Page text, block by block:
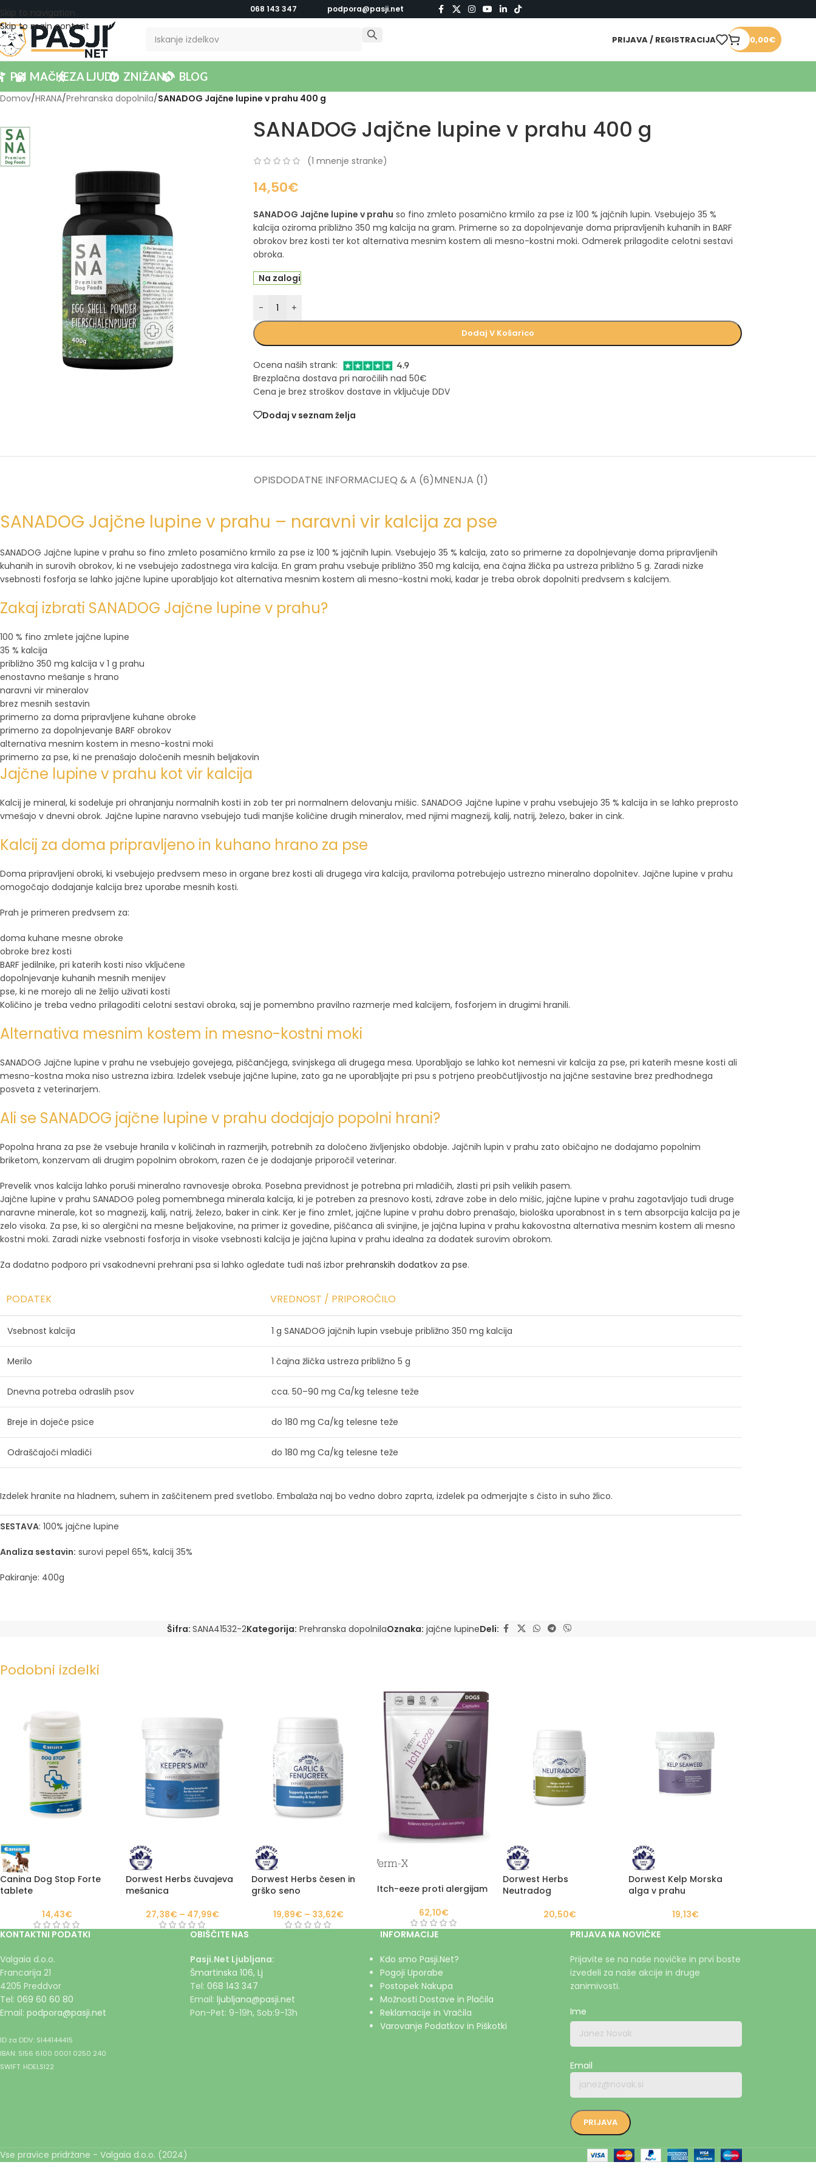
Skip to navigation
Skip to main content
068 143 347 podpora@pasji.net
PRIJAVA / REGISTRACIJA 0,00€
PSI MAČKEZA LJUDI ZNIŽANO BLOG
Domov/HRANA/Prehranska dopolnila/SANADOG Jajčne lupine v prahu 400 g
SANADOG Jajčne lupine v prahu 400 g
(1 mnenje stranke)
14,50€
SANADOG Jajčne lupine v prahu so fino zmleto posamično krmilo za pse iz 100 % jajčnih lupin. Vsebujejo 35 %
kalcija oziroma približno 350 mg kalcija na gram. Primerne so za dopolnjevanje doma pripravljenih kuhanih in BARF
obrokov brez kosti ter kot alternativa mesnim kostem ali mesno-kostni moki. Odmerek prilagodite celotni sestavi
obroka.
Na zalogi
- +
Dodaj V Košarico
Ocena naših strank:
Brezplačna dostava pri naročilih nad 50€
Cena je brez stroškov dostave in vključuje DDV
Dodaj v seznam želja
OPISDODATNE INFORMACIJEQ & A (6)MNENJA (1)
SANADOG Jajčne lupine v prahu – naravni vir kalcija za pse
SANADOG Jajčne lupine v prahu so fino zmleto posamično krmilo za pse iz 100 % jajčnih lupin. Vsebujejo 35 % kalcija, zato so primerne za dopolnjevanje doma pripravljenih
kuhanih in surovih obrokov, ki ne vsebujejo zadostnega vira kalcija. En gram prahu vsebuje približno 350 mg kalcija, ena čajna žlička pa ustreza približno 5 g. Zaradi nizke
vsebnosti fosforja se lahko jajčne lupine uporabljajo kot alternativa mesnim kostem ali mesno-kostni moki, kadar je treba obrok dopolniti predvsem s kalcijem.
Zakaj izbrati SANADOG Jajčne lupine v prahu?
100 % fino zmlete jajčne lupine
35 % kalcija
približno 350 mg kalcija v 1 g prahu
enostavno mešanje s hrano
naravni vir mineralov
brez mesnih sestavin
primerno za doma pripravljene kuhane obroke
primerno za dopolnjevanje BARF obrokov
alternativa mesnim kostem in mesno-kostni moki
primerno za pse, ki ne prenašajo določenih mesnih beljakovin
Jajčne lupine v prahu kot vir kalcija
Kalcij je mineral, ki sodeluje pri ohranjanju normalnih kosti in zob ter pri normalnem delovanju mišic. SANADOG Jajčne lupine v prahu vsebujejo 35 % kalcija in se lahko preprosto
vmešajo v dnevni obrok. Jajčne lupine naravno vsebujejo tudi manjše količine drugih mineralov, med njimi magnezij, kalij, natrij, železo, baker in cink.
Kalcij za doma pripravljeno in kuhano hrano za pse
Doma pripravljeni obroki, ki vsebujejo predvsem meso in organe brez kosti ali drugega vira kalcija, praviloma potrebujejo ustrezno mineralno dopolnitev. Jajčne lupine v prahu
omogočajo dodajanje kalcija brez uporabe mesnih kosti.
Prah je primeren predvsem za:
doma kuhane mesne obroke
obroke brez kosti
BARF jedilnike, pri katerih kosti niso vključene
dopolnjevanje kuhanih mesnih menijev
pse, ki ne morejo ali ne želijo uživati kosti
Količino je treba vedno prilagoditi celotni sestavi obroka, saj je pomembno pravilno razmerje med kalcijem, fosforjem in drugimi hranili.
Alternativa mesnim kostem in mesno-kostni moki
SANADOG Jajčne lupine v prahu ne vsebujejo govejega, piščančjega, svinjskega ali drugega mesa. Uporabljajo se lahko kot nemesni vir kalcija za pse, pri katerih mesne kosti ali
mesno-kostna moka niso ustrezna izbira. Izdelek vsebuje jajčne lupine, zato ga ne uporabljajte pri psu s potrjeno preobčutljivostjo na jajčne sestavine brez predhodnega
posveta z veterinarjem.
Ali se SANADOG jajčne lupine v prahu dodajajo popolni hrani?
Popolna hrana za pse že vsebuje hranila v količinah in razmerjih, potrebnih za določeno življenjsko obdobje. Jajčnih lupin v prahu zato običajno ne dodajamo popolnim
briketom, konzervam ali drugim popolnim obrokom, razen če je dodajanje priporočil veterinar.
Prevelik vnos kalcija lahko poruši mineralno ravnovesje obroka. Posebna previdnost je potrebna pri mladičih, zlasti pri psih velikih pasem.
Jajčne lupine v prahu SANADOG poleg pomembnega minerala kalcija, ki je potreben za presnovo kosti, zdrave zobe in delo mišic, jajčne lupine v prahu zagotavljajo tudi druge
naravne minerale, kot so magnezij, kalij, natrij, železo, baker in cink. Ker je fino zmlet, jajčne lupine v prahu dobro prenašajo, biološka uporabnost in s tem absorpcija kalcija pa je
zelo visoka. Za pse, ki so alergični na mesne beljakovine, na primer iz govedine, piščanca ali svinjine, je jajčna lupina v prahu kakovostna alternativa mesnim kostem ali mesno
kostni moki. Zaradi nizke vsebnosti fosforja in visoke vsebnosti kalcija je jajčna lupina v prahu idealna za dodatek surovim obrokom.
Za dodatno podporo pri vsakodnevni prehrani psa si lahko ogledate tudi naš izbor prehranskih dodatkov za pse.
PODATEK VREDNOST / PRIPOROČILO
Vsebnost kalcija 1 g SANADOG jajčnih lupin vsebuje približno 350 mg kalcija
Merilo 1 čajna žlička ustreza približno 5 g
Dnevna potreba odraslih psov cca. 50–90 mg Ca/kg telesne teže
Breje in doječe psice do 180 mg Ca/kg telesne teže
Odraščajoči mladiči do 180 mg Ca/kg telesne teže
Izdelek hranite na hladnem, suhem in zaščitenem pred svetlobo. Embalaža naj bo vedno dobro zaprta, izdelek pa odmerjajte s čisto in suho žlico.
SESTAVA: 100% jajčne lupine
Analiza sestavin: surovi pepel 65%, kalcij 35%
Pakiranje: 400g
Šifra: SANA41532-2Kategorija: Prehranska dopolnilaOznaka: jajčne lupineDeli:
Podobni izdelki
Canina Dog Stop Forte
tablete
14,43€
Dorwest Herbs čuvajeva
mešanica
27,38€ – 47,99€
Dorwest Herbs česen in
grško seno
19,89€ – 33,62€
Itch-eeze proti alergijam
62,10€
Dorwest Herbs
Neutradog
20,50€
Dorwest Kelp Morska
alga v prahu
19,13€
KONTAKTNI PODATKI
Valgaia d.o.o.
Francarija 21
4205 Preddvor
Tel: 069 60 60 80
Email: podpora@pasji.net
ID za DDV: SI44144415
IBAN: SI56 6100 0001 0250 240
SWIFT: HDELSI22
OBIŠČITE NAS
Pasji.Net Ljubljana:
Šmartinska 106, Lj
Tel: 068 143 347
Email: ljubljana@pasji.net
Pon-Pet: 9-19h, Sob:9-13h
INFORMACIJE
Kdo smo Pasji.Net?
Pogoji Uporabe
Postopek Nakupa
Možnosti Dostave in Plačila
Reklamacije in Vračila
Varovanje Podatkov in Piškotki
PRIJAVA NA NOVIČKE
Prijavite se na naše novičke in prvi boste
izvedeli za naše akcije in druge
zanimivosti.
Ime
Email
Vse pravice pridržane - Valgaia d.o.o. (2024)